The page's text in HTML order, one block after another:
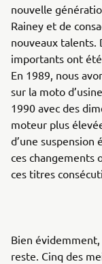
nouvelle
Rainey et de
nouveaux talents.
importants ont été
En 1989, nous
sur la moto
1990 avec des
moteur plus
d’une suspension
ces changements
ces titres
Bien
reste. Cinq des